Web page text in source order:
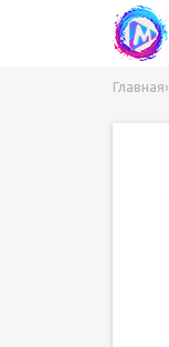
Главная›